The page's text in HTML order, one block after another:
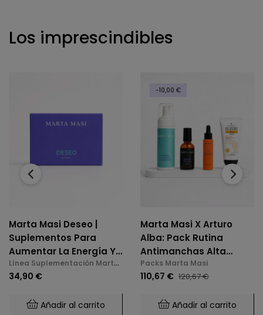
Los imprescindibles
Marta Masi Deseo |
Suplementos Para
Aumentar La Energía Y
La Libido En La
Menopausia
Línea Suplementación Marta
Masi
34,90 €
Añadir al carrito
-10,00 €
Marta Masi X Arturo
Alba: Pack Rutina
Antimanchas Alta
Potencia
Packs Marta Masi
110,67 € 120,67 €
Añadir al carrito
‹ ›